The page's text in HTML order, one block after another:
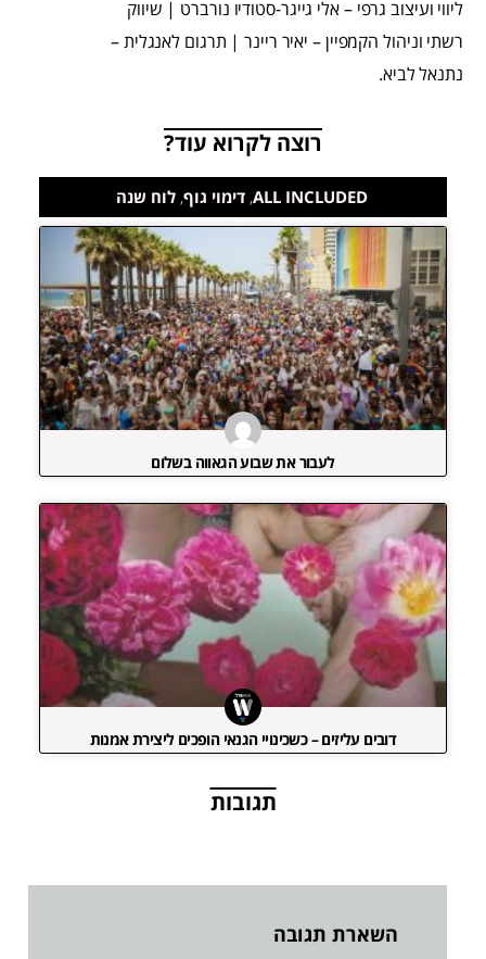
ליווי ועיצוב גרפי – אלי גייגר-סטודיו נורברט | שיווק
רשתי וניהול הקמפיין – יאיר ריינר | תרגום לאנגלית –
נתנאל לביא.
רוצה לקרוא עוד?
ALL INCLUDED
, דימוי גוף, לוח שנה
לעבור את שבוע הגאווה בשלום
דובים עליזים – כשכינויי הגנאי הופכים ליצירת אמנות
תגובות
השארת תגובה